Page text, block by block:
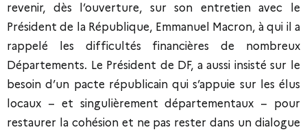
revenir, dès l’ouverture, sur son entretien avec le
Président de la République, Emmanuel Macron, à qui il a
rappelé les difficultés financières de nombreux
Départements. Le Président de DF, a aussi insisté sur le
besoin d’un pacte républicain qui s’appuie sur les élus
locaux – et singulièrement départementaux – pour
restaurer la cohésion et ne pas rester dans un dialogue